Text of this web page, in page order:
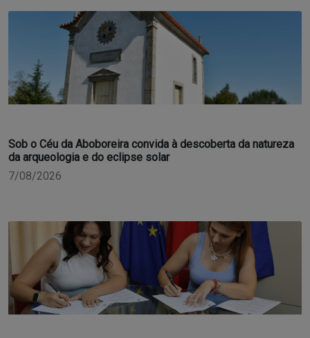
Sob o Céu da Aboboreira convida à descoberta da natureza
da arqueologia e do eclipse solar
7/08/2026